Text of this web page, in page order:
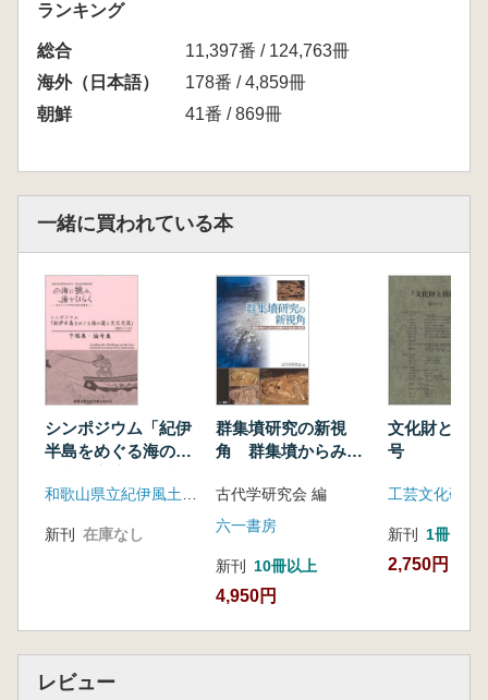
ランキング
総合
11,397番 / 124,763冊
海外（日本語）
178番 / 4,859冊
朝鮮
41番 / 869冊
一緒に買われている本
シンポジウム「紀伊
半島をめぐる海の道
集・論考集
和歌山県立紀伊風土記の丘
新刊 在庫なし
群集墳研究の新視
角 群集墳からみた
団
古代学研究会 編
六一書房
新刊 10冊以上
4,950円
文化財と技
号
工芸文化研究
新刊 1冊
2,750円
レビュー